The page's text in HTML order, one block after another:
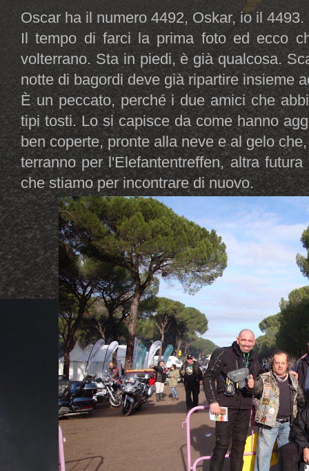
Oscar ha il numero 4492, Oskar, io il 4493.
Il tempo di farci la prima foto ed ecco
volterrano. Sta in piedi, è già qualcosa.
notte di bagordi deve già ripartire insieme
È un peccato, perché i due amici che
tipi tosti. Lo si capisce da come hanno
ben coperte, pronte alla neve e al gelo
terranno per l'Elefantentreffen, altra
che stiamo per incontrare di nuovo.